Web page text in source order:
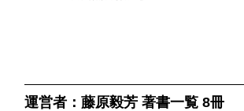
運営者：藤原毅芳 著書一覧 8冊